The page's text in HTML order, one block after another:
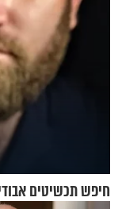
חיפש תכשיטים אבודים -